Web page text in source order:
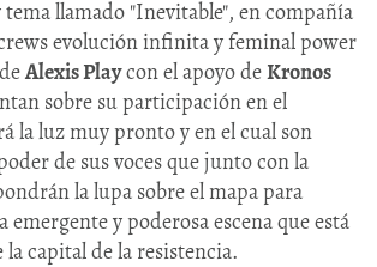
llamado "Inevitable", en compañía
evolución infinita y feminal power
Alexis Playcon el apoyo deKronos
sobre su participación en el
la luz muy pronto y en el cual son
de sus voces que junto con la
la lupa sobre el mapa para
emergente y poderosa escena que está
capital de la resistencia.